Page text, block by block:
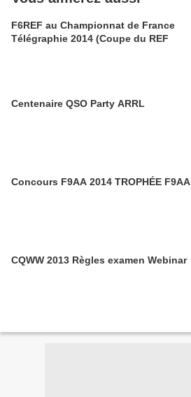
F6REF au Championnat de France
Télégraphie 2014 (Coupe du REF
Centenaire QSO Party ARRL
Concours F9AA 2014 TROPHÉE F9AA
CQWW 2013 Règles examen Webinar